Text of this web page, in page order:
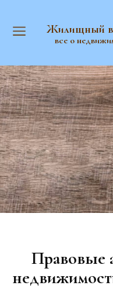
Жилищный
все о
Правовые